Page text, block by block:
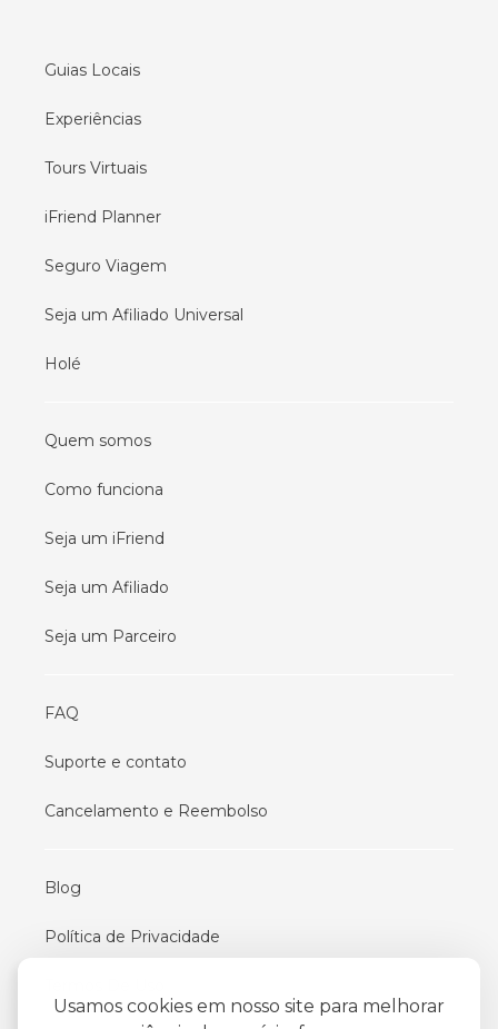
Usamos cookies em nosso site para melhorar
Guias Locais
Experiências
Tours Virtuais
iFriend Planner
Seguro Viagem
Seja um Afiliado Universal
Holé
Quem somos
Como funciona
Seja um iFriend
Seja um Afiliado
Seja um Parceiro
FAQ
Suporte e contato
Cancelamento e Reembolso
Blog
Política de Privacidade